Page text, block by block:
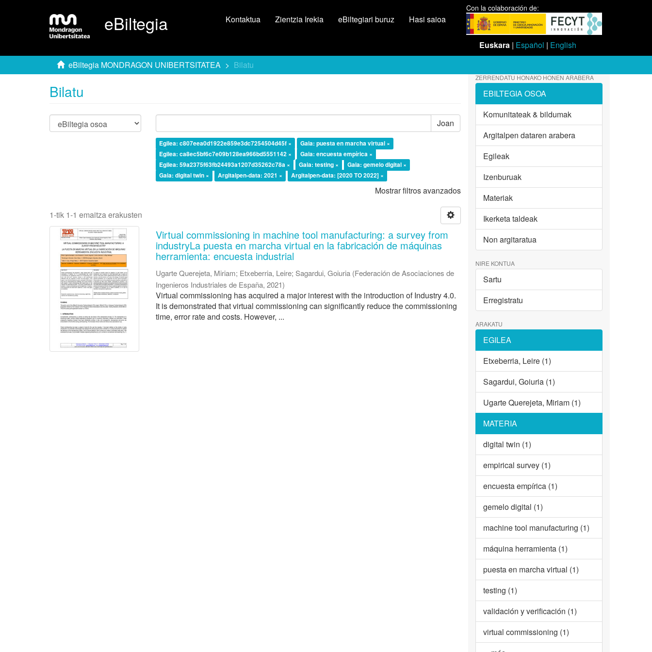
eBiltegia
Con la colaboración de:
Euskara | Español | English
Kontaktua Zientzia Irekia eBiltegiari buruz Hasi saioa
eBiltegia MONDRAGON UNIBERTSITATEA Bilatu
Bilatu
Joan
Egilea: c807eea0d1922e859e3dc7254504d45f ×
Gaia: puesta en marcha virtual ×
Egilea: ca8ec5bf6c7e09b128ea966bd5551142 ×
Gaia: encuesta empírica ×
Egilea: 59a2375f63fb24493a1207d35262c78a ×
Gaia: testing ×
Gaia: gemelo digital ×
Gaia: digital twin ×
Argitalpen-data: 2021 × Argitalpen-data: [2020 TO 2022] ×
Mostrar filtros avanzados
1-tik 1-1 emaitza erakusten
Virtual commissioning in machine tool manufacturing: a survey from
industryLa puesta en marcha virtual en la fabricación de máquinas
herramienta: encuesta industrial
Ugarte Querejeta, Miriam; Etxeberria, Leire; Sagardui, Goiuria (Federación de Asociaciones de
Ingenieros Industriales de España,2021)
Virtual commissioning has acquired a major interest with the introduction of Industry 4.0.
It is demonstrated that virtual commissioning can significantly reduce the commissioning
time, error rate and costs. However, ...
ZERRENDATU HONAKO HONEN ARABERA
EBILTEGIA OSOA
Komunitateak & bildumak
Argitalpen dataren arabera
Egileak
Izenburuak
Materiak
Ikerketa taldeak
Non argitaratua
NIRE KONTUA
Sartu
Erregistratu
ARAKATU
EGILEA
Etxeberria, Leire (1)
Sagardui, Goiuria (1)
Ugarte Querejeta, Miriam (1)
MATERIA
digital twin (1)
empirical survey (1)
encuesta empírica (1)
gemelo digital (1)
machine tool manufacturing (1)
máquina herramienta (1)
puesta en marcha virtual (1)
testing (1)
validación y verificación (1)
virtual commissioning (1)